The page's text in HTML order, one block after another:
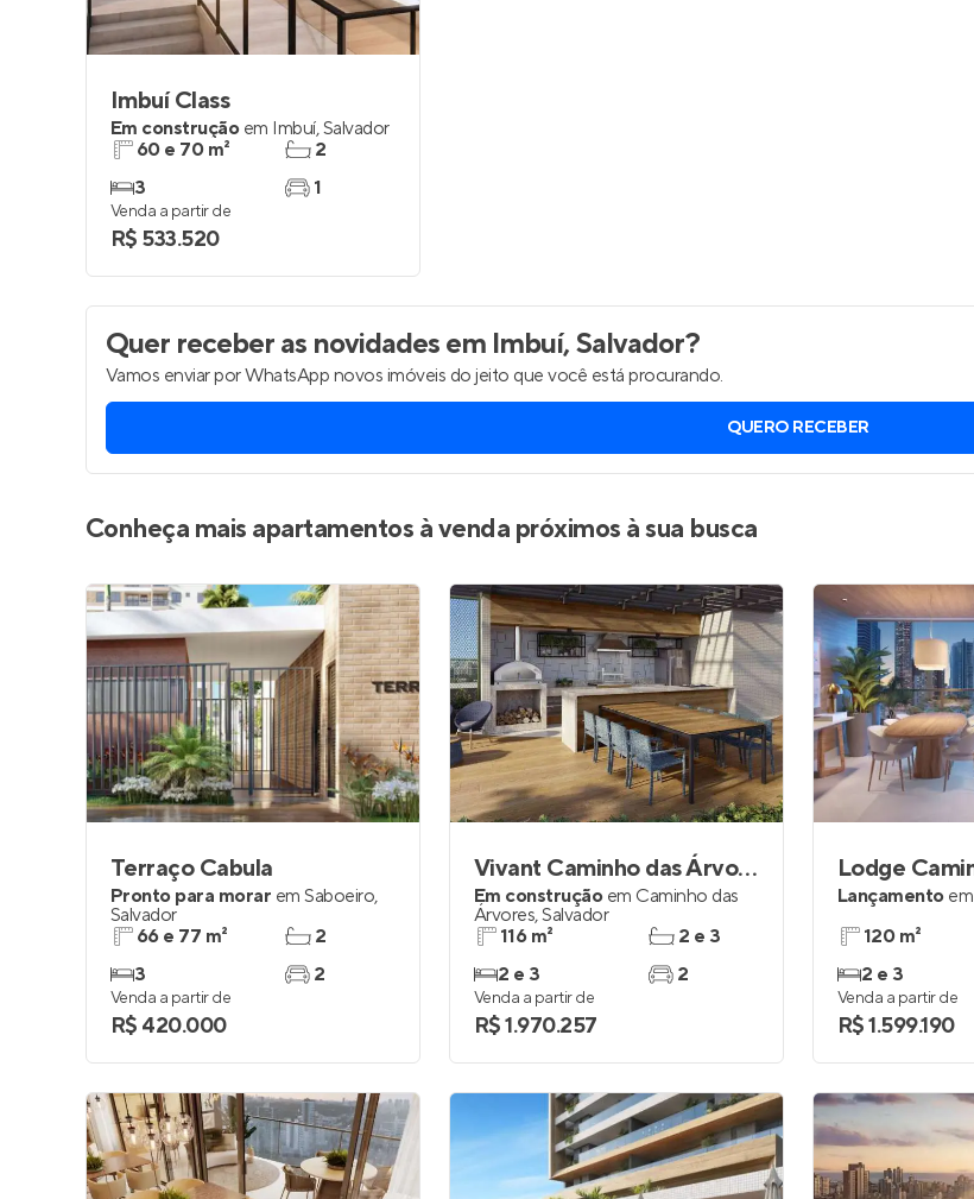
Imbuí Class
Em construção em Imbuí,Salvador
60 e 70 m²
3
2
1
Venda a partir de
R$ 533.520
Quer receber as novidadesem Imbuí, Salvador?
Vamos enviar por WhatsApp novos imóveis do jeito que você está procurando.
QUERO RECEBER
Conheça mais apartamentos à venda próximos à sua busca
Terraço Cabula
Pronto para morar em Saboeiro,
Salvador
66 e 77 m²
3
2
2
Venda a partir de
R$ 420.000
Vivant Caminho das Árvores
Em construção em Caminho das
Árvores,Salvador
116 m²
2 e 3
2 e 3
2
Venda a partir de
R$ 1.970.257
Lançamento em
120 m²
2 e 3
Venda a partir de
R$ 1.599.190